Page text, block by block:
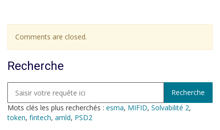
Comments are closed.
Recherche
Mots clés les plus recherchés : esma, MIFID, Solvabilité 2,
token, fintech, amld, PSD2